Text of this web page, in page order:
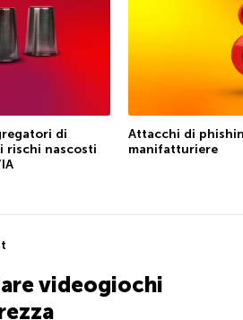
di
rischi nascosti
Attacchi di
manifatturiere
videogiochi